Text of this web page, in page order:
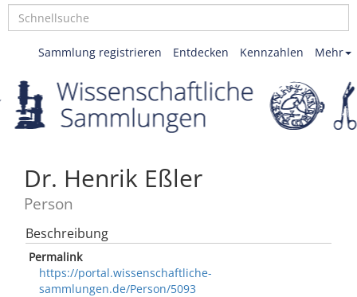
Mehr
Kennzahlen
Entdecken
Sammlung registrieren
Dr. Henrik Eßler
Person
Beschreibung
Permalink
https://portal.wissenschaftliche-
sammlungen.de/Person/5093